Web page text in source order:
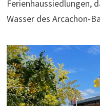
Ferienhaussiedlungen,
Wasser des Arcachon-